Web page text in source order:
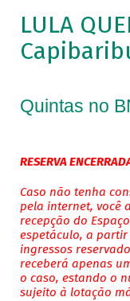
LULA
Quintas no
RESERVA
Caso não tenha
pela internet, você
recepção do
espetáculo, a partir
ingressos
receberá apenas
o caso, estando o
sujeito à lotação